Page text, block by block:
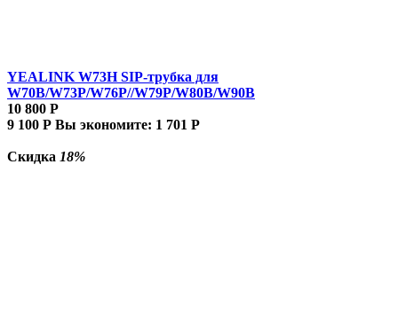
YEALINK W73H SIP-трубка для
W70B/W73P/W76P//W79P/W80B/W90B
10 800 Р
9 100 Р Вы экономите: 1 701 Р
Скидка 18%